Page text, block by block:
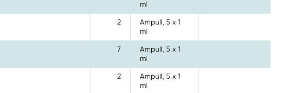
ml
2
Ampull, 5 x 1
ml
7
Ampull, 5 x 1
ml
2
Ampull, 5 x 1
ml